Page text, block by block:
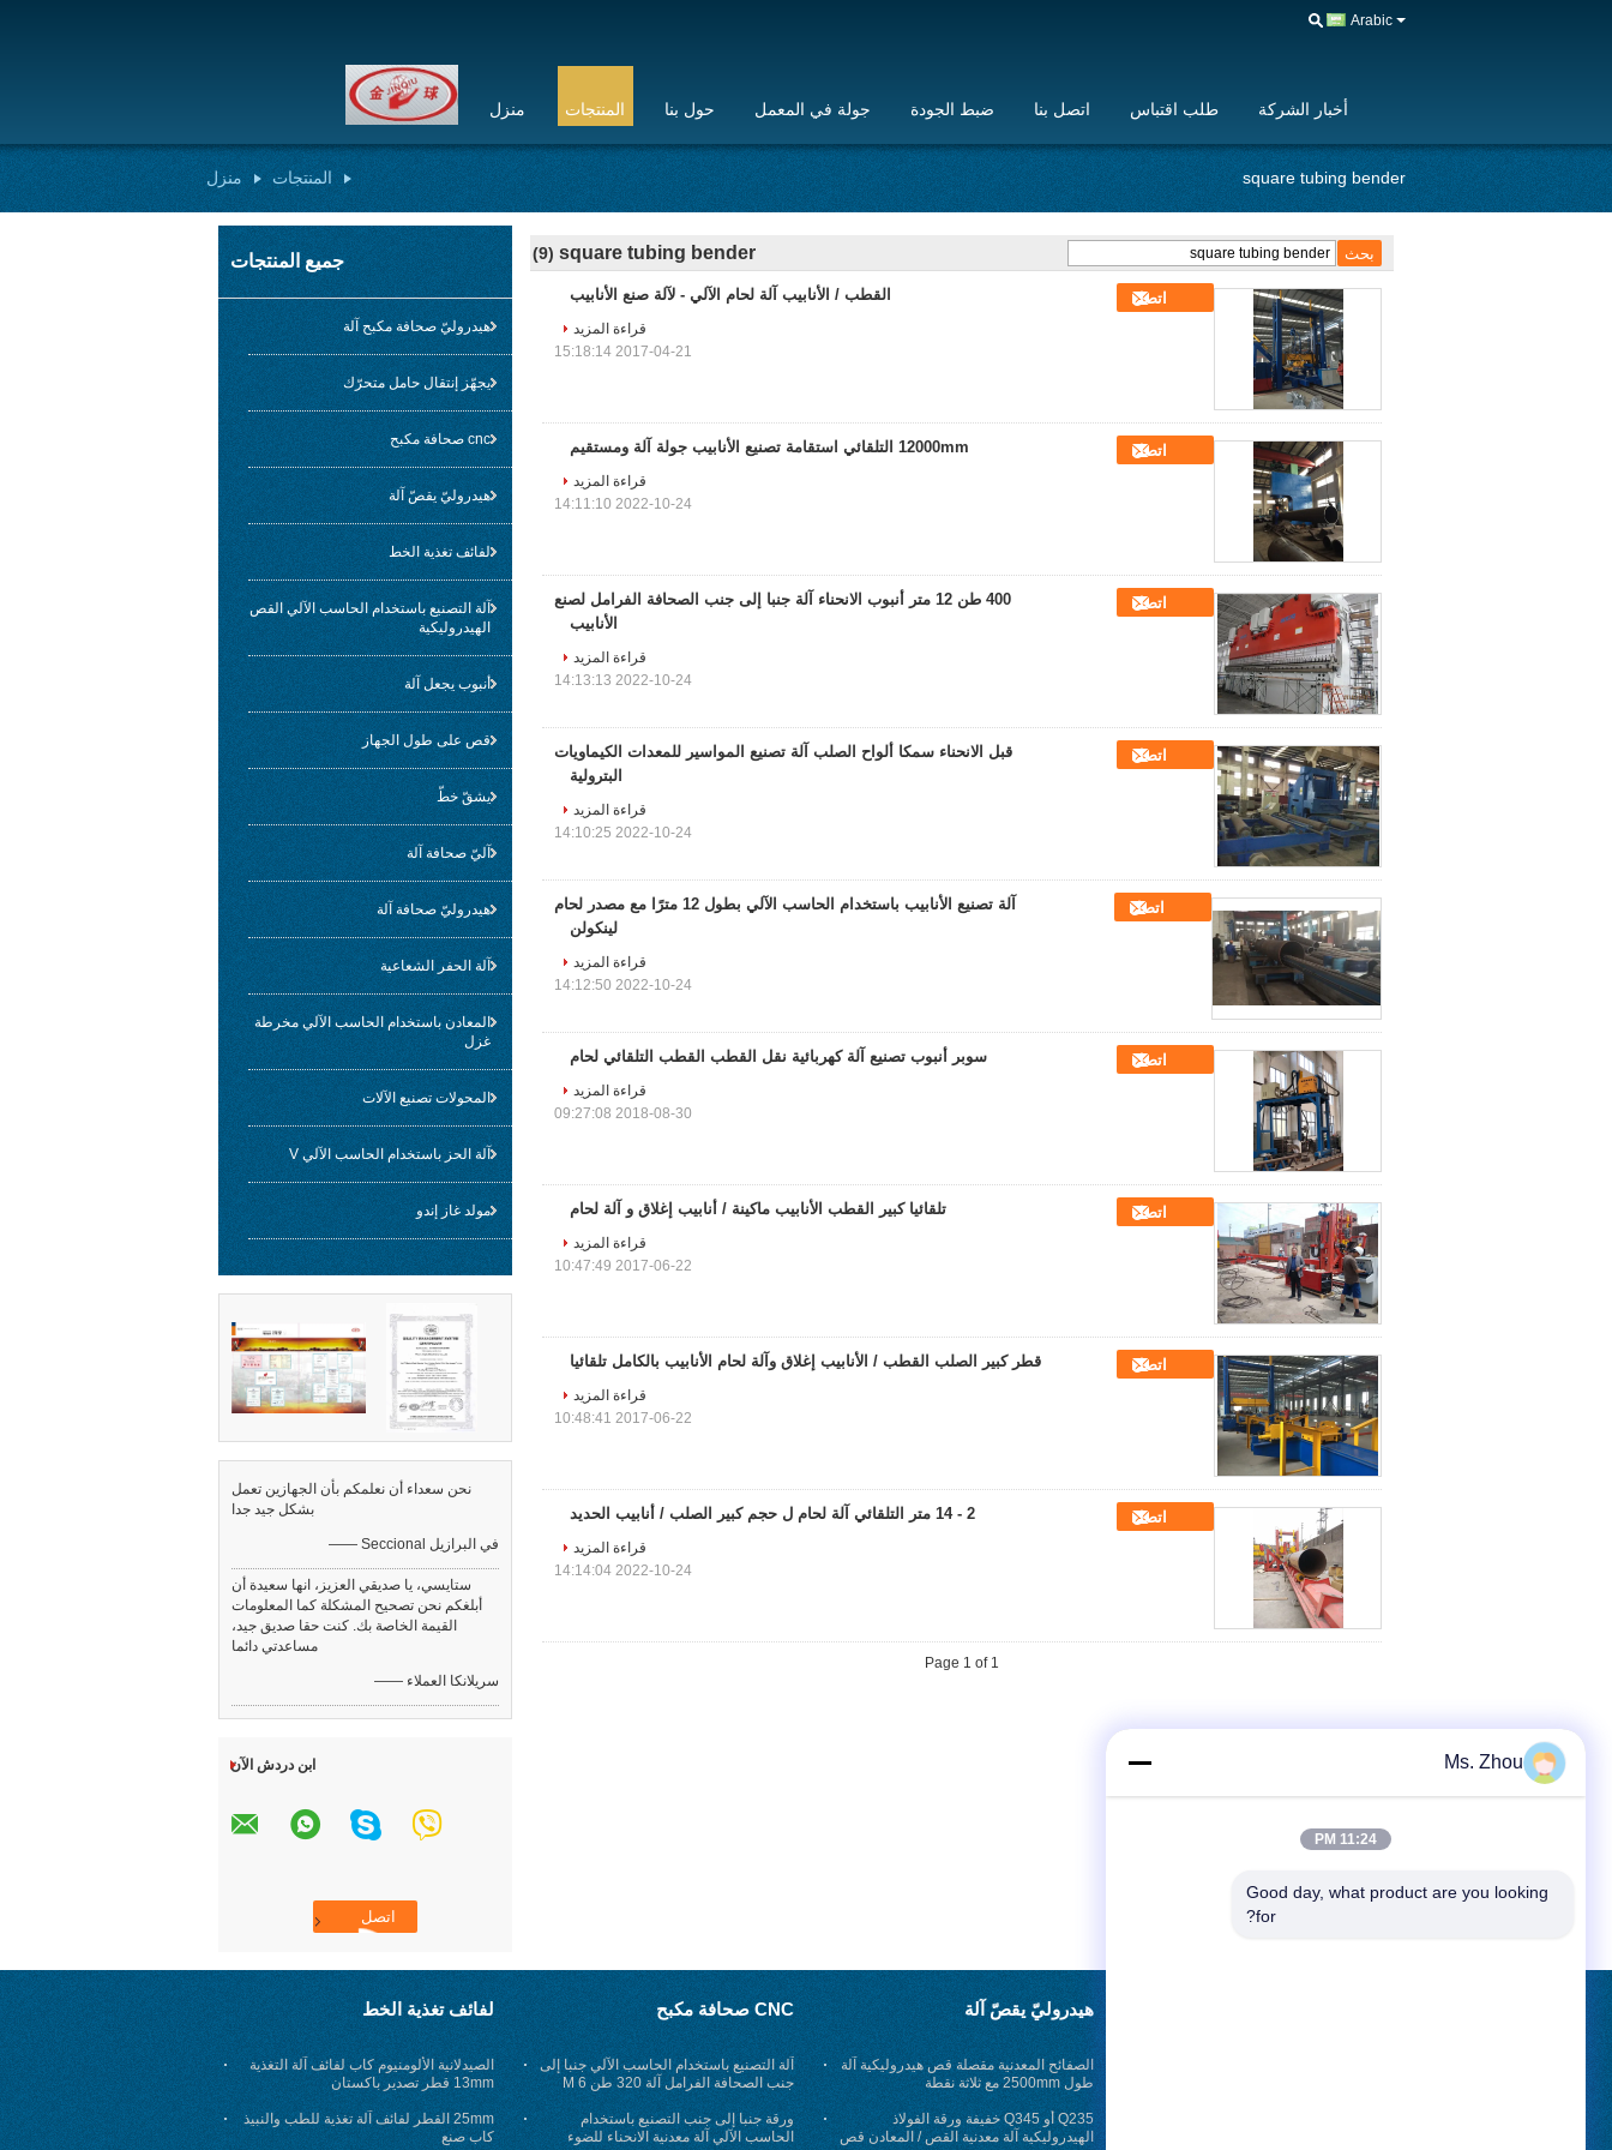
Arabic
منزل المنتجات حول بنا جولة في المعمل ضبط الجودة اتصل بنا طلب اقتباس أخبار الشركة
منزل المنتجات square tubing bender
جميع المنتجات
هيدروليّ صحافة مكبح آلة
يجهّز إنتقال حامل متحرّك
cnc صحافة مكبح
هيدروليّ يقصّ آلة
لفائف تغذية الخط
آلة التصنيع باستخدام الحاسب الآلي القص
الهيدروليكية
أنبوب يجعل آلة
قص على طول الجهاز
يشقّ خطّ
آليّ صحافة آلة
هيدروليّ صحافة آلة
آلة الحفر الشعاعية
المعادن باستخدام الحاسب الآلي مخرطة
غزل
المحولات تصنيع الآلات
آلة الحز باستخدام الحاسب الآلي V
مولد غاز إندو
نحن سعداء أن نعلمكم بأن الجهازين تعمل
بشكل جيد جدا
—— Seccional في البرازيل
ستايسي، يا صديقي العزيز، انها سعيدة أن
أبلغكم نحن تصحيح المشكلة كما المعلومات
القيمة الخاصة بك. كنت حقا صديق جيد،
مساعدتي دائما
—— سريلانكا العملاء
ابن دردش الآن
square tubing bender
(9)
القطب / الأنابيب آلة لحام الآلي - لآلة صنع الأنابيب اتصل
قراءة المزيد
2017-04-21 15:18:14
12000mm التلقائي استقامة تصنيع الأنابيب جولة آلة ومستقيم اتصل
قراءة المزيد
2022-10-24 14:11:10
400 طن 12 متر أنبوب الانحناء آلة جنبا إلى جنب الصحافة الفرامل لصنع
الأنابيب
اتصل
قراءة المزيد
2022-10-24 14:13:13
قبل الانحناء سمكا ألواح الصلب آلة تصنيع المواسير للمعدات الكيماويات
البترولية
اتصل
قراءة المزيد
2022-10-24 14:10:25
آلة تصنيع الأنابيب باستخدام الحاسب الآلي بطول 12 مترًا مع مصدر لحام
لينكولن
اتصل
قراءة المزيد
2022-10-24 14:12:50
سوبر أنبوب تصنيع آلة كهربائية نقل القطب القطب التلقائي لحام اتصل
قراءة المزيد
2018-08-30 09:27:08
تلقائيا كبير القطب الأنابيب ماكينة / أنابيب إغلاق و آلة لحام اتصل
قراءة المزيد
2017-06-22 10:47:49
قطر كبير الصلب القطب / الأنابيب إغلاق وآلة لحام الأنابيب بالكامل تلقائيا اتصل
قراءة المزيد
2017-06-22 10:48:41
2 - 14 متر التلقائي آلة لحام ل حجم كبير الصلب / أنابيب الحديد اتصل
قراءة المزيد
2022-10-24 14:14:04
Page 1 of 1
لفائف تغذية الخط
الصيدلانية الألومنيوم كاب لفائف آلة التغذية
13mm قطر تصدير باكستان
25mm القطر لفائف آلة تغذية للطب والنبيذ
كاب صنع
CNC صحافة مكبح
آلة التصنيع باستخدام الحاسب الآلي جنبا إلى
جنب الصحافة الفرامل آلة 320 طن 6 M
اثنين الصحافة التصنيع باستخدام الحاسب
الآلي الانحناء
ورقة جنبا إلى جنب التصنيع باستخدام
الحاسب الآلي آلة معدنية الانحناء للضوء
هيدروليّ يقصّ آلة
الصفائح المعدنية مقصلة قص هيدروليكية آلة
طول 2500mm مع ثلاثة نقطة
Q235 أو Q345 خفيفة ورقة الفولاذ
الهيدروليكية آلة معدنية القص / المعادن قص
Ms. Zhou
11:24 PM
Good day, what product are you looking
for?